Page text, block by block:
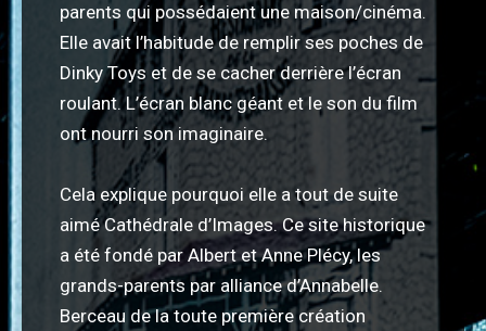
parents qui possédaient une maison/cinéma.
Elle avait l’habitude de remplir ses poches de
Dinky Toys et de se cacher derrière l’écran
roulant. L’écran blanc géant et le son du film
ont nourri son imaginaire.
Cela explique pourquoi elle a tout de suite
aimé Cathédrale d’Images. Ce site historique
a été fondé par Albert et Anne Plécy, les
grands-parents par alliance d’Annabelle.
Berceau de la toute première création